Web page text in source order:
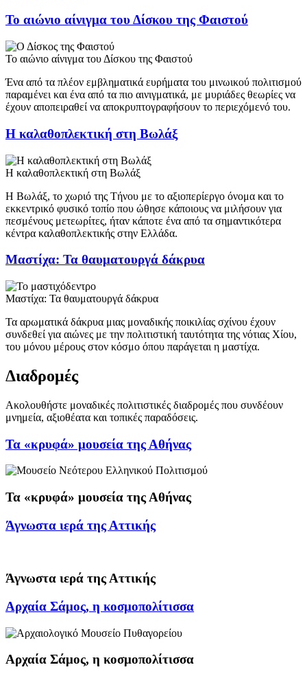
Το αιώνιο αίνιγμα του Δίσκου της Φαιστού
Το αιώνιο αίνιγμα του Δίσκου της Φαιστού
Ένα από τα πλέον εμβληματικά ευρήματα του μινωικού πολιτισμού
παραμένει και ένα από τα πιο αινιγματικά, με μυριάδες θεωρίες να
έχουν αποπειραθεί να αποκρυπτογραφήσουν το περιεχόμενό του.
Η καλαθοπλεκτική στη Βωλάξ
Η καλαθοπλεκτική στη Βωλάξ
Η Βωλάξ, το χωριό της Τήνου με το αξιοπερίεργο όνομα και το
εκκεντρικό φυσικό τοπίο που ώθησε κάποιους να μιλήσουν για
πεσμένους μετεωρίτες, ήταν κάποτε ένα από τα σημαντικότερα
κέντρα καλαθοπλεκτικής στην Ελλάδα.
Μαστίχα: Τα θαυματουργά δάκρυα
Μαστίχα: Τα θαυματουργά δάκρυα
Τα αρωματικά δάκρυα μιας μοναδικής ποικιλίας σχίνου έχουν
συνδεθεί για αιώνες με την πολιτιστική ταυτότητα της νότιας Χίου,
του μόνου μέρους στον κόσμο όπου παράγεται η μαστίχα.
Διαδρομές
Ακολουθήστε μοναδικές πολιτιστικές διαδρομές που συνδέουν
μνημεία, αξιοθέατα και τοπικές παραδόσεις.
Τα «κρυφά» μουσεία της Αθήνας
Τα «κρυφά» μουσεία της Αθήνας
Άγνωστα ιερά της Αττικής
Άγνωστα ιερά της Αττικής
Αρχαία Σάμος, η κοσμοπολίτισσα
Αρχαία Σάμος, η κοσμοπολίτισσα